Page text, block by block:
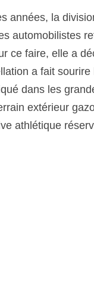
années, la
automobilistes
ce faire, elle a
a fait
dans les
extérieur
athlétique